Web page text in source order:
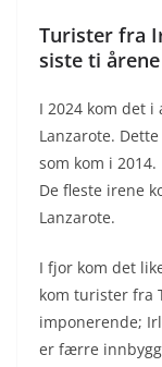
Turister fra
siste ti årene
I 2024 kom det i
Lanzarote.
som kom i 2014.
De fleste irene
Lanzarote.
I fjor kom det
kom turister fra
imponerende;
er færre